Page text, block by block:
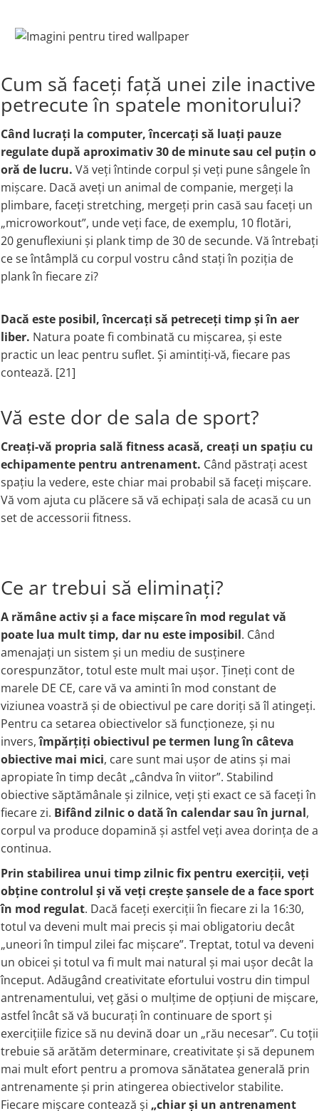
Cum să faceți față unei zile inactive
petrecute în spatele monitorului?
Când lucrați la computer, încercați să luați pauze
regulate după aproximativ 30 de minute sau cel puțin o
oră de lucru. Vă veți întinde corpul și veți pune sângele în
mișcare. Dacă aveți un animal de companie, mergeți la
plimbare, faceți stretching, mergeți prin casă sau faceți un
„microworkout”, unde veți face, de exemplu, 10 flotări,
20 genuflexiuni și plank timp de 30 de secunde. Vă întrebați
ce se întâmplă cu corpul vostru când stați în poziția de
plank în fiecare zi?
Dacă este posibil, încercați să petreceți timp și în aer
liber. Natura poate fi combinată cu mișcarea, și este
practic un leac pentru suflet. Și amintiți-vă, fiecare pas
contează. [21]
Vă este dor de sala de sport?
Creați-vă propria sală fitness acasă, creați un spațiu cu
echipamente pentru antrenament. Când păstrați acest
spațiu la vedere, este chiar mai probabil să faceți mișcare.
Vă vom ajuta cu plăcere să vă echipați sala de acasă cu un
set de accessorii fitness.
Ce ar trebui să eliminați?
A rămâne activ și a face mișcare în mod regulat vă
poate lua mult timp, dar nu este imposibil. Când
amenajați un sistem și un mediu de susținere
corespunzător, totul este mult mai ușor. Țineți cont de
marele DE CE, care vă va aminti în mod constant de
viziunea voastră și de obiectivul pe care doriți să îl atingeți.
Pentru ca setarea obiectivelor să funcționeze, și nu
invers,împărțiți obiectivul pe termen lung în câteva
obiective mai mici, care sunt mai ușor de atins și mai
apropiate în timp decât „cândva în viitor”. Stabilind
obiective săptămânale și zilnice, veți ști exact ce să faceți în
fiecare zi. Bifând zilnic o dată în calendar sau în jurnal,
corpul va produce dopamină și astfel veți avea dorința de a
continua.
Prin stabilirea unui timp zilnic fix pentru exerciții, veți
obține controlul și vă veți crește șansele de a face sport
în mod regulat. Dacă faceți exerciții în fiecare zi la 16:30,
totul va deveni mult mai precis și mai obligatoriu decât
„uneori în timpul zilei fac mișcare”. Treptat, totul va deveni
un obicei și totul va fi mult mai natural și mai ușor decât la
început. Adăugând creativitate efortului vostru din timpul
antrenamentului, veț găsi o mulțime de opțiuni de mișcare,
astfel încât să vă bucurați în continuare de sport și
exercițiile fizice să nu devină doar un „rău necesar”. Cu toții
trebuie să arătăm determinare, creativitate și să depunem
mai mult efort pentru a promova sănătatea generală prin
antrenamente și prin atingerea obiectivelor stabilite.
Fiecare mișcare contează și „chiar și un antrenament